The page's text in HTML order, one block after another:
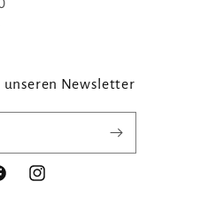
unseren Newsletter
Instagram